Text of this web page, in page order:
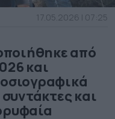
17.05.2026 | 07:25
από
και
και